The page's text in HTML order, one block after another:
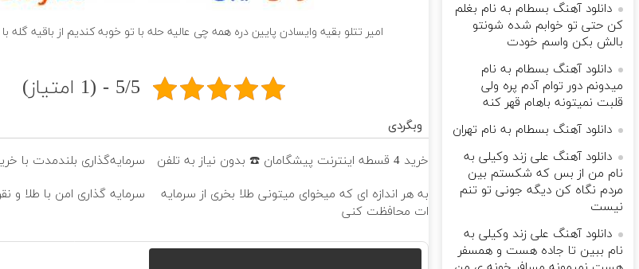
امیر تتلو بقیه وایسادن پایین دره همه چی عالیه حله با تو خوبه کندیم از باقیه گله
5/5 - (1 امتیاز)
وبگردی
خرید 4 قسطه اینترنت پیشگامان ☎️ بدون نیاز به تلفن
سرمایه‌گذاری بلندمدت با
به هر اندازه ای که میخوای میتونی طلا بخری از سرمایه
ات محافظت کنی
سرمایه گذاری امن با طلا و
دانلود آهنگ بسطام به نام بغلم
کن حتی تو خوابم شده شونتو
بالش بکن واسم خودت
دانلود آهنگ بسطام به نام
میدونم دور توام آدم پره ولی
قلبت نمیتونه باهام قهر کنه
دانلود آهنگ بسطام به نام تهران
دانلود آهنگ علی زند وکیلی به
نام من از بس كه شكستم بین
مردم نگاه كن دیگه جونى تو تنم
نیست
دانلود آهنگ علی زند وکیلی به
نام ببین تا جاده هست و همسفر